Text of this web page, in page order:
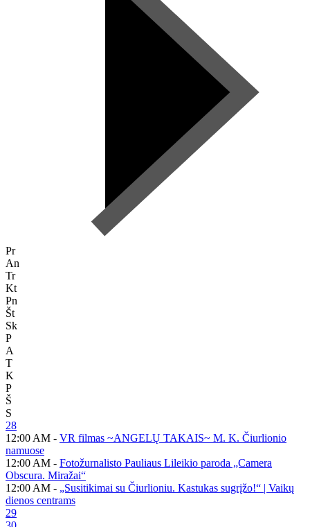
Pr
An
Tr
Kt
Pn
Št
Sk
P
A
T
K
P
Š
S
28
12:00 AM - VR filmas ~ANGELŲ TAKAIS~ M. K. Čiurlionio
namuose
12:00 AM - Fotožurnalisto Pauliaus Lileikio paroda „Camera
Obscura. Miražai“
12:00 AM - „Susitikimai su Čiurlioniu. Kastukas sugrįžo!“ | Vaikų
dienos centrams
29